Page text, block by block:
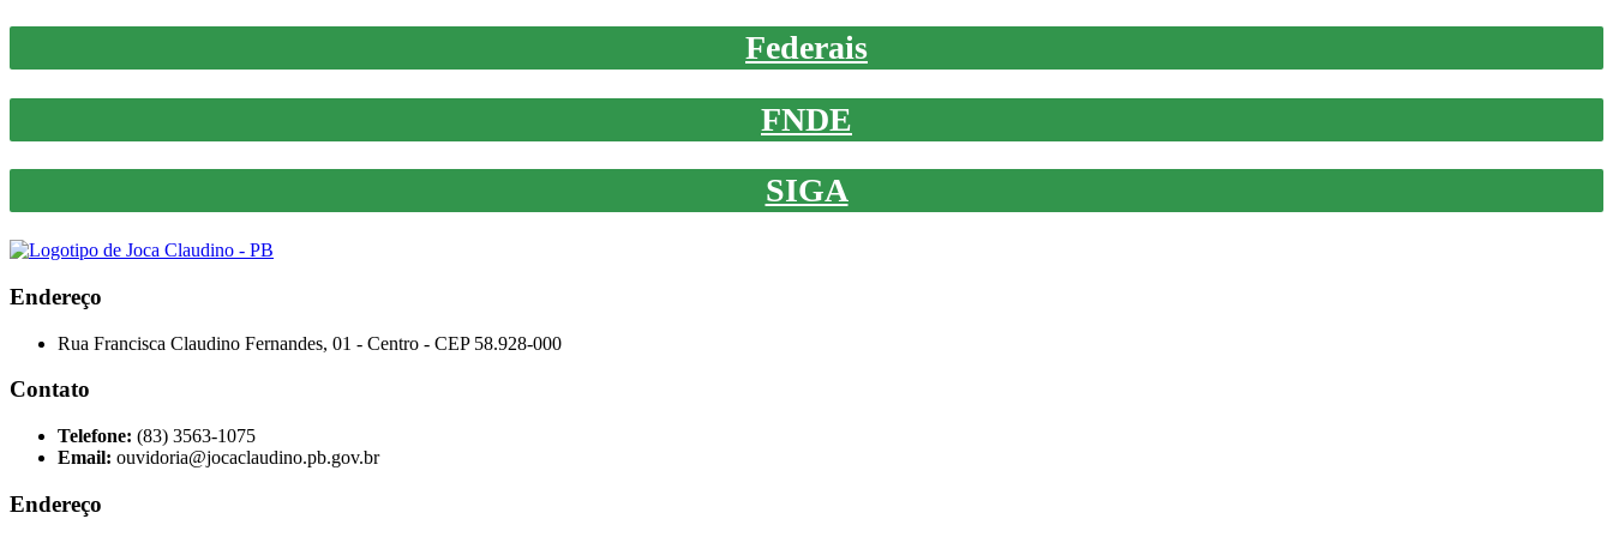
Federais
FNDE
SIGA
Endereço
Rua Francisca Claudino Fernandes, 01 - Centro - CEP 58.928-000
Contato
Telefone: (83) 3563-1075
Email: ouvidoria@jocaclaudino.pb.gov.br
Endereço